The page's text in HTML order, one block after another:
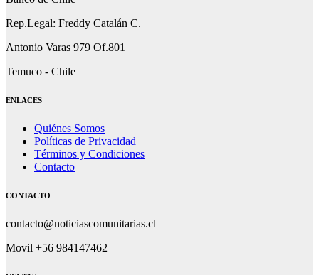
Rep.Legal: Freddy Catalán C.
Antonio Varas 979 Of.801
Temuco - Chile
ENLACES
Quiénes Somos
Políticas de Privacidad
Términos y Condiciones
Contacto
CONTACTO
contacto@noticiascomunitarias.cl
Movil +56 984147462